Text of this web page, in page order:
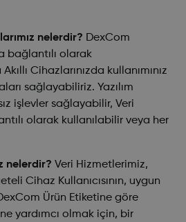
nelerdir? DexCom
bağlantılı olarak
Cihazlarınızda kullanımınız
sağlayabiliriz. Yazılım
işlevler sağlayabilir, Veri
olarak kullanılabilir veya her
nelerdir? Veri Hizmetlerimiz,
Cihaz Kullanıcısının, uygun
Ürün Etiketine göre
yardımcı olmak için, bir